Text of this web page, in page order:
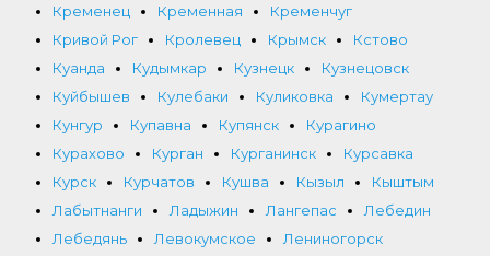
Кременец
Кременная
Кременчуг
Кривой Рог
Кролевец Крымск
Кстово
Куанда
Кудымкар Кузнецк
Кузнецовск
Куйбышев
Кулебаки Куликовка
Кумертау
Кунгур
Купавна Купянск
Курагино
Курахово
Курган Курганинск
Курсавка
Курск
Курчатов Кушва Кызыл
Кыштым
Лабытнанги
Ладыжин Лангепас
Лебедин
Лебедянь
Левокумское
Лениногорск